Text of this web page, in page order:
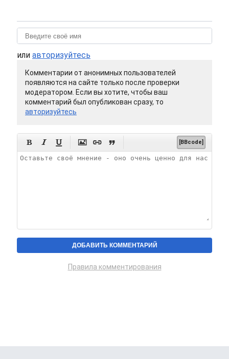
или авторизуйтесь
Комментарии от анонимных пользователей
появляются на сайте только после проверки
модератором. Если вы хотите, чтобы ваш
комментарий был опубликован сразу, то
авторизуйтесь
      [BBcode]
Правила комментирования